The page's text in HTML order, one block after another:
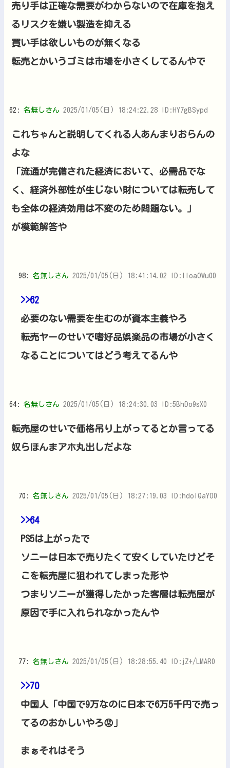
売り手は正確な需要がわからないので在庫を抱え
るリスクを嫌い製造を抑える
買い手は欲しいものが無くなる
転売とかいうゴミは市場を小さくしてるんやで
62: 名無しさん 2025/01/05(日) 18:24:22.28 ID:HY7gBSypd
これちゃんと説明してくれる人あんまりおらんの
よな
「流通が完備された経済において、必需品でな
く、経済外部性が生じない財については転売して
も全体の経済効用は不変のため問題ない。」
が模範解答や
98: 名無しさん 2025/01/05(日) 18:41:14.02 ID:IIoaOWu00
>>62
必要のない需要を生むのが資本主義やろ
転売ヤーのせいで嗜好品娯楽品の市場が小さく
なることについてはどう考えてるんや
64: 名無しさん 2025/01/05(日) 18:24:30.03 ID:5BhDo9sX0
転売屋のせいで価格吊り上がってるとか言ってる
奴らほんまアホ丸出しだよな
70: 名無しさん 2025/01/05(日) 18:27:19.03 ID:hdolQaYO0
>>64
PS5は上がったで
ソニーは日本で売りたくて安くしていたけどそ
こを転売屋に狙われてしまった形や
つまりソニーが獲得したかった客層は転売屋が
原因で手に入れられなかったんや
77: 名無しさん 2025/01/05(日) 18:28:55.40 ID:jZ+/LMAR0
>>70
中国人「中国で9万なのに日本で6万5千円で売っ
てるのおかしいやろ😡」
まぁそれはそう